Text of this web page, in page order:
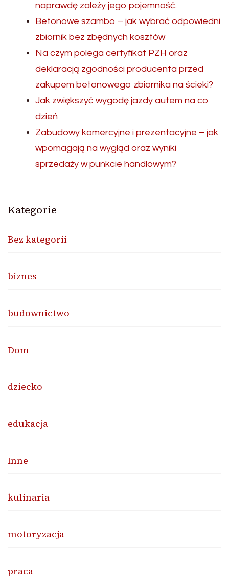
naprawdę zależy jego pojemność.
Betonowe szambo – jak wybrać odpowiedni
zbiornik bez zbędnych kosztów
Na czym polega certyfikat PZH oraz
deklaracją zgodności producenta przed
zakupem betonowego zbiornika na ścieki?
Jak zwiększyć wygodę jazdy autem na co
dzień
Zabudowy komercyjne i prezentacyjne – jak
wpomagają na wygląd oraz wyniki
sprzedaży w punkcie handlowym?
Kategorie
Bez kategorii
biznes
budownictwo
Dom
dziecko
edukacja
Inne
kulinaria
motoryzacja
praca